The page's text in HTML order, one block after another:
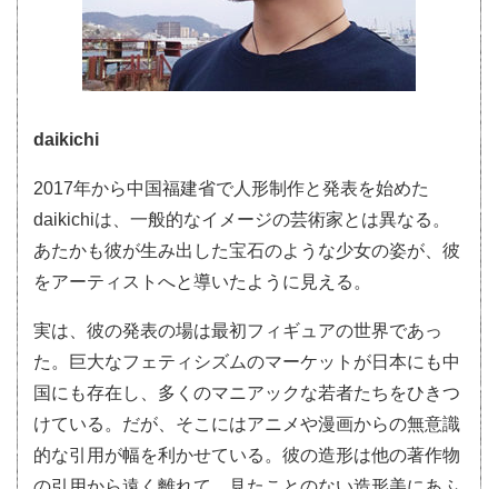
daikichi
2017年から中国福建省で人形制作と発表を始めた
daikichiは、一般的なイメージの芸術家とは異なる。
あたかも彼が生み出した宝石のような少女の姿が、彼
をアーティストへと導いたように見える。
実は、彼の発表の場は最初フィギュアの世界であっ
た。巨大なフェティシズムのマーケットが日本にも中
国にも存在し、多くのマニアックな若者たちをひきつ
けている。だが、そこにはアニメや漫画からの無意識
的な引用が幅を利かせている。彼の造形は他の著作物